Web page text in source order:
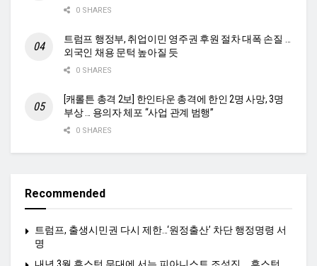
0 SHARES
트럼프 행정부, 취업이민 영주권 후원 절차 대폭 손질 …
외국인 채용 문턱 높아질 듯
0 SHARES
[캐롤튼 총격 2보] 한인타운 총격에 한인 2명 사망, 3명
부상 … 용의자 체포 “사업 관계 범행”
0 SHARES
Recommended
트럼프, 출생시민권 다시 제한…‘원정출산’ 차단 행정명령 서
명
내년 3월 휴스턴 무대에 서는 피아니스트 조성진 … 휴스턴